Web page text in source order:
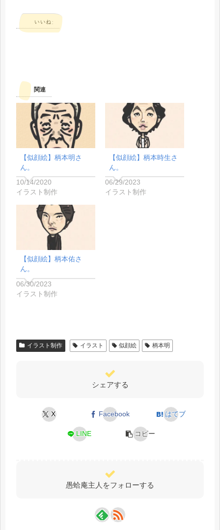
いいね:
関連
【似顔絵】柄本明さ
ん。
10/14/2020
イラスト制作
【似顔絵】柄本時生さ
ん。
06/29/2023
イラスト制作
【似顔絵】柄本佑さ
ん。
06/30/2023
イラスト制作
イラスト制作 イラスト 似顔絵 柄本明
シェアする
X Facebook はてブ
LINE コピー
愚蛤庵主人をフォローする